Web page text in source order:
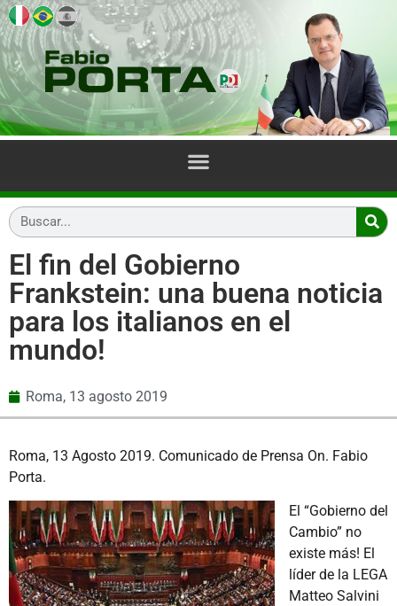
El fin del Gobierno
Frankstein: una buena noticia
para los italianos en el
mundo!
Roma, 13 agosto 2019
Roma, 13 Agosto 2019. Comunicado de Prensa On. Fabio
Porta.
El “Gobierno del
Cambio” no
existe más! El
líder de la LEGA
Matteo Salvini